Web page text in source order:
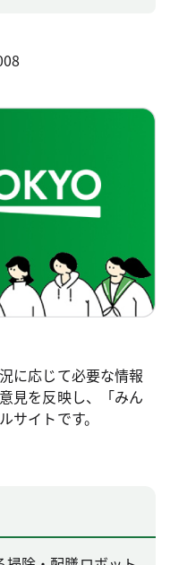
に応じて必要な情報
見を反映し、「みん
サイトです。